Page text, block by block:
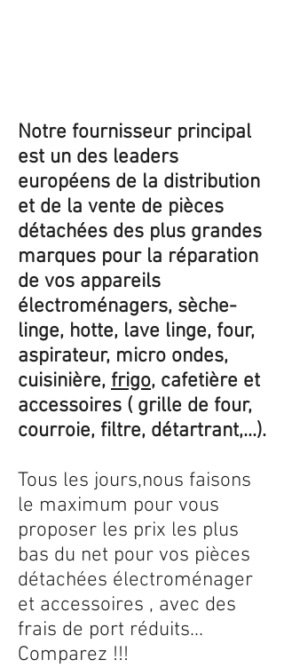
Notre fournisseur principal
est un des leaders
européens de la distribution
et de la vente de pièces
détachées des plus grandes
marques pour la réparation
de vos appareils
électroménagers, sèche-
linge, hotte, lave linge, four,
aspirateur, micro ondes,
cuisinière, frigo, cafetière et
accessoires ( grille de four,
courroie, filtre, détartrant,...).
Tous les jours,nous faisons
le maximum pour vous
proposer les prix les plus
bas du net pour vos pièces
détachées électroménager
et accessoires , avec des
frais de port réduits...
Comparez !!!